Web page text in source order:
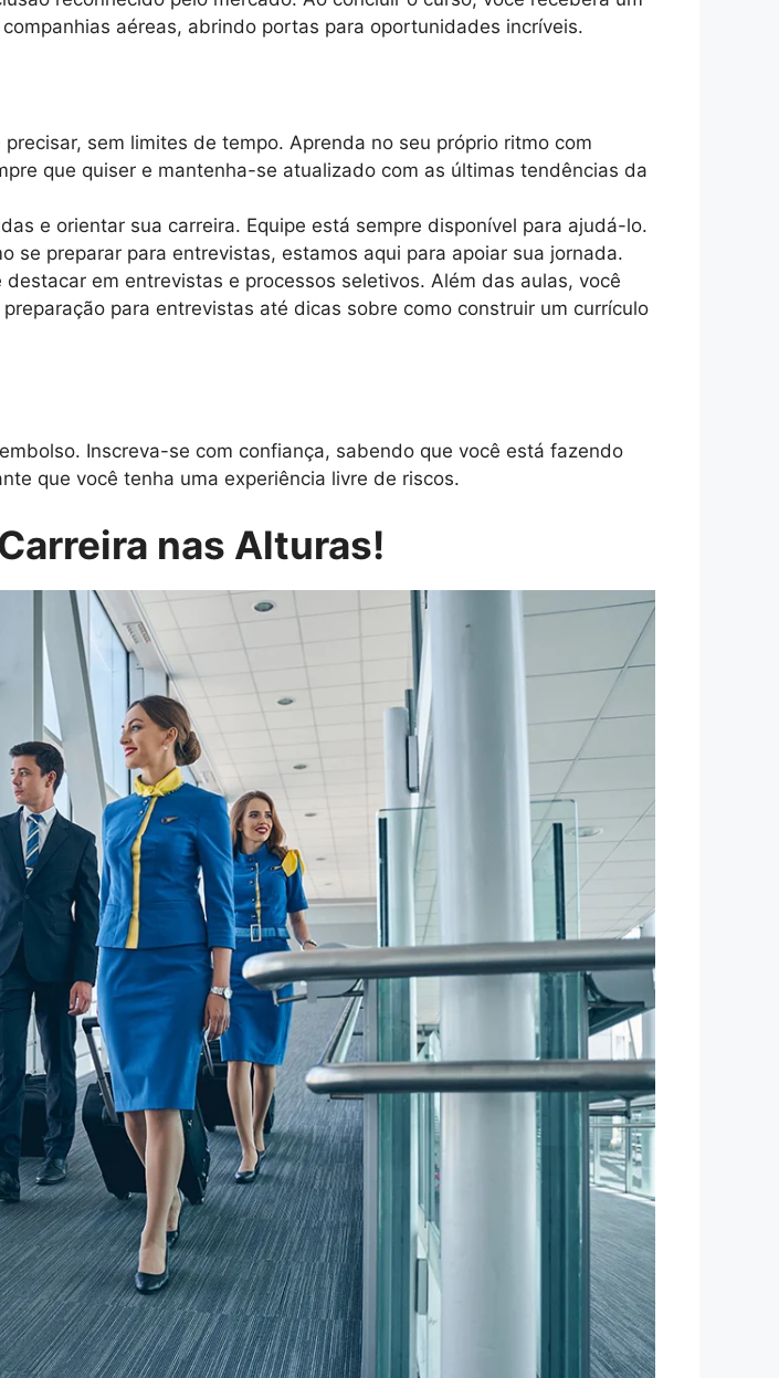
aéreas, abrindo portas para oportunidades incríveis.
sem limites de tempo. Aprenda no seu próprio ritmo com
que quiser e mantenha-se atualizado com as últimas tendências da
e orientar sua carreira. Equipe está sempre disponível para ajudá-lo.
se preparar para entrevistas, estamos aqui para apoiar sua jornada.
em entrevistas e processos seletivos. Além das aulas, você
para entrevistas até dicas sobre como construir um currículo
Inscreva-se com confiança, sabendo que você está fazendo
que você tenha uma experiência livre de riscos.
nas Alturas!